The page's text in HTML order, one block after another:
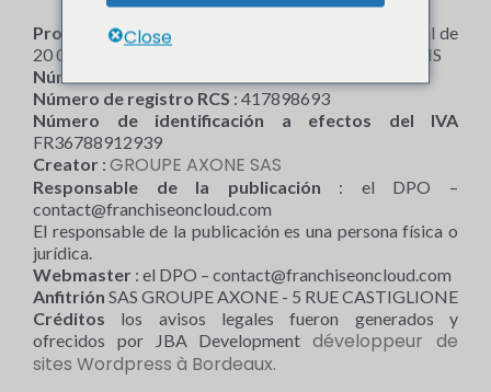
Propietario: GROUPE AXONE SAS – SAS au capital de
20 000 euros – 5 RUE DE CASTIGLIONE 75001 PARIS
Número SIRET
Número de registro RCS : 417898693
Número de identificación a efectos del IVA
FR36788912939
Creator : GROUPE AXONE SAS
Responsable de la publicación : el DPO –
contact@franchiseoncloud.com
El responsable de la publicación es una persona física o
jurídica.
Webmaster : el DPO – contact@franchiseoncloud.com
Anfitrión SAS GROUPE AXONE - 5 RUE CASTIGLIONE
Créditos los avisos legales fueron generados y
ofrecidos por JBA Developmentdéveloppeur de
sites Wordpress à Bordeaux.
Close